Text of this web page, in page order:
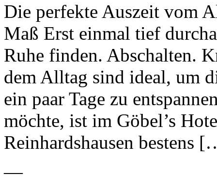
Die perfekte Auszeit vom
Maß Erst einmal tief
Ruhe finden. Abschalten.
dem Alltag sind ideal, um
ein paar Tage zu
möchte, ist im Göbel’s
Reinhardshausen bestens
—